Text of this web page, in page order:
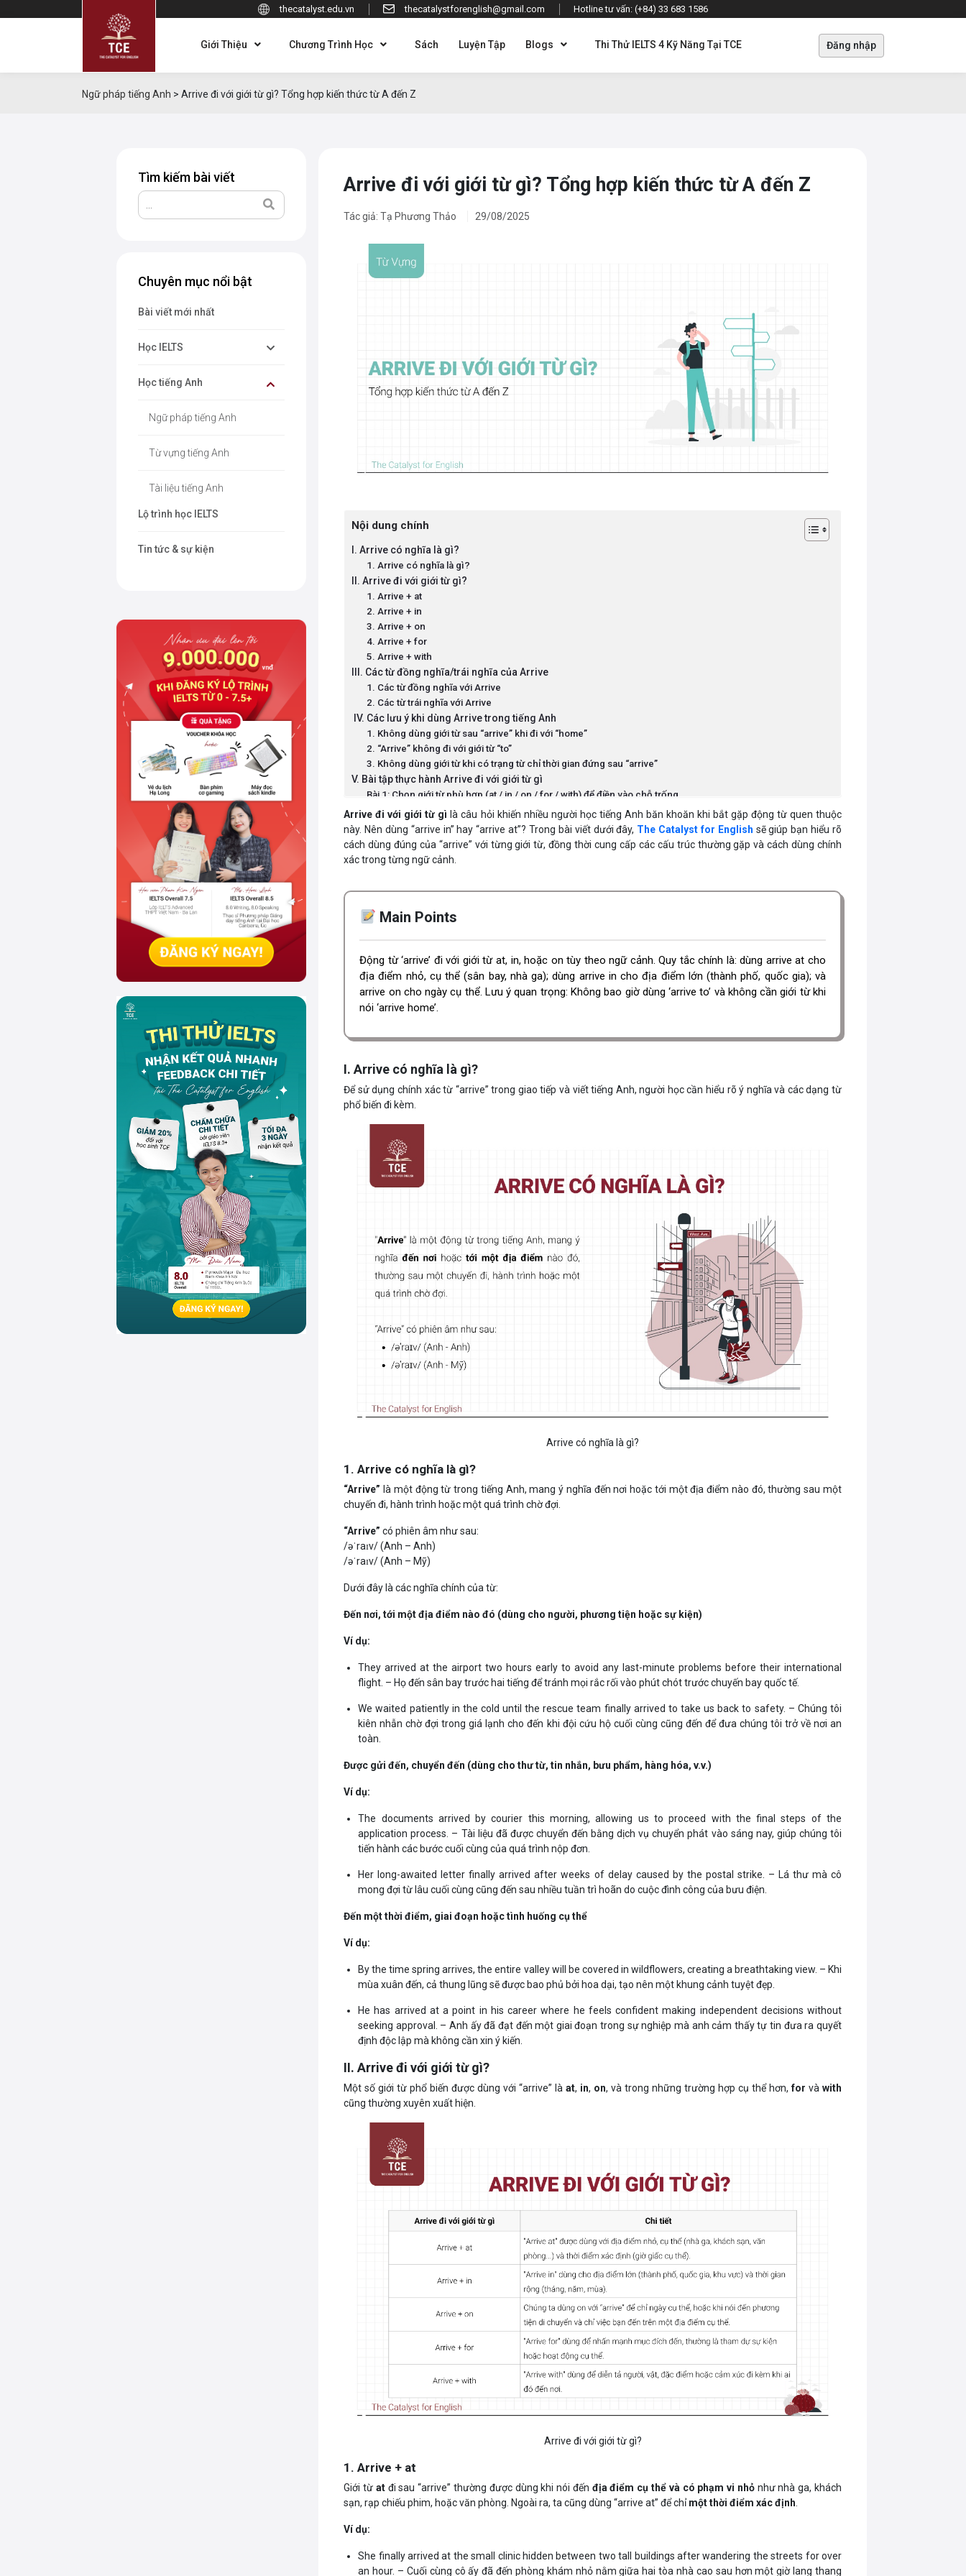
thecatalyst.edu.vn thecatalystforenglish@gmail.com Hotline tư vấn: (+84) 33 683 1586
Giới Thiệu Chương Trình Học Sách Luyện Tập Blogs Thi Thử IELTS 4 Kỹ Năng Tại TCE Đăng nhập
Ngữ pháp tiếng Anh > Arrive đi với giới từ gì? Tổng hợp kiến thức từ A đến Z
Tìm kiếm bài viết
Chuyên mục nổi bật
Bài viết mới nhất
Học IELTS
Học tiếng Anh
Ngữ pháp tiếng Anh
Từ vựng tiếng Anh
Tài liệu tiếng Anh
Lộ trình học IELTS
Tin tức & sự kiện
Arrive đi với giới từ gì? Tổng hợp kiến thức từ A đến Z
Tác giả: Tạ Phương Thảo 29/08/2025
Nội dung chính
I. Arrive có nghĩa là gì?
1. Arrive có nghĩa là gì?
II. Arrive đi với giới từ gì?
1. Arrive + at
2. Arrive + in
3. Arrive + on
4. Arrive + for
5. Arrive + with
III. Các từ đồng nghĩa/trái nghĩa của Arrive
1. Các từ đồng nghĩa với Arrive
2. Các từ trái nghĩa với Arrive
IV. Các lưu ý khi dùng Arrive trong tiếng Anh
1. Không dùng giới từ sau “arrive” khi đi với “home”
2. “Arrive” không đi với giới từ “to”
3. Không dùng giới từ khi có trạng từ chỉ thời gian đứng sau “arrive”
V. Bài tập thực hành Arrive đi với giới từ gì
Bài 1: Chọn giới từ phù hợp (at / in / on / for / with) để điền vào chỗ trống.
Bài 2: Viết lại câu, sử dụng đúng giới từ đi kèm với “arrive”.
Bài 3: Tìm lỗi sai trong cách dùng giới từ với “arrive” và sửa lại cho đúng.
Đáp án chi tiết:
Arrive đi với giới từ gì là câu hỏi khiến nhiều người học tiếng Anh băn khoăn khi bắt gặp động từ quen thuộc
này. Nên dùng “arrive in” hay “arrive at”? Trong bài viết dưới đây, The Catalyst for English sẽ giúp bạn hiểu rõ
cách dùng đúng của “arrive” với từng giới từ, đồng thời cung cấp các cấu trúc thường gặp và cách dùng chính
xác trong từng ngữ cảnh.
Main Points
Động từ ‘arrive’ đi với giới từ at, in, hoặc on tùy theo ngữ cảnh. Quy tắc chính là: dùng arrive at cho
địa điểm nhỏ, cụ thể (sân bay, nhà ga); dùng arrive in cho địa điểm lớn (thành phố, quốc gia); và
arrive on cho ngày cụ thể. Lưu ý quan trọng: Không bao giờ dùng ‘arrive to’ và không cần giới từ khi
nói ‘arrive home’.
I. Arrive có nghĩa là gì?
Để sử dụng chính xác từ “arrive” trong giao tiếp và viết tiếng Anh, người học cần hiểu rõ ý nghĩa và các dạng từ
phổ biến đi kèm.
Arrive có nghĩa là gì?
1. Arrive có nghĩa là gì?
“Arrive” là một động từ trong tiếng Anh, mang ý nghĩa đến nơi hoặc tới một địa điểm nào đó, thường sau một
chuyến đi, hành trình hoặc một quá trình chờ đợi.
“Arrive” có phiên âm như sau:
/əˈraɪv/ (Anh – Anh)
/əˈraɪv/ (Anh – Mỹ)
Dưới đây là các nghĩa chính của từ:
Đến nơi, tới một địa điểm nào đó (dùng cho người, phương tiện hoặc sự kiện)
Ví dụ:
They arrived at the airport two hours early to avoid any last-minute problems before their international
flight. – Họ đến sân bay trước hai tiếng để tránh mọi rắc rối vào phút chót trước chuyến bay quốc tế.
We waited patiently in the cold until the rescue team finally arrived to take us back to safety. – Chúng tôi
kiên nhẫn chờ đợi trong giá lạnh cho đến khi đội cứu hộ cuối cùng cũng đến để đưa chúng tôi trở về nơi an
toàn.
Được gửi đến, chuyển đến (dùng cho thư từ, tin nhắn, bưu phẩm, hàng hóa, v.v.)
Ví dụ:
The documents arrived by courier this morning, allowing us to proceed with the final steps of the
application process. – Tài liệu đã được chuyển đến bằng dịch vụ chuyển phát vào sáng nay, giúp chúng tôi
tiến hành các bước cuối cùng của quá trình nộp đơn.
Her long-awaited letter finally arrived after weeks of delay caused by the postal strike. – Lá thư mà cô
mong đợi từ lâu cuối cùng cũng đến sau nhiều tuần trì hoãn do cuộc đình công của bưu điện.
Đến một thời điểm, giai đoạn hoặc tình huống cụ thể
Ví dụ:
By the time spring arrives, the entire valley will be covered in wildflowers, creating a breathtaking view. – Khi
mùa xuân đến, cả thung lũng sẽ được bao phủ bởi hoa dại, tạo nên một khung cảnh tuyệt đẹp.
He has arrived at a point in his career where he feels confident making independent decisions without
seeking approval. – Anh ấy đã đạt đến một giai đoạn trong sự nghiệp mà anh cảm thấy tự tin đưa ra quyết
định độc lập mà không cần xin ý kiến.
II. Arrive đi với giới từ gì?
Một số giới từ phổ biến được dùng với “arrive” làat, in, on, và trong những trường hợp cụ thể hơn,for vàwith
cũng thường xuyên xuất hiện.
Arrive đi với giới từ gì?
1. Arrive + at
Giới từ atđi sau “arrive” thường được dùng khi nói đến địa điểm cụ thể và có phạm vi nhỏnhư nhà ga, khách
sạn, rạp chiếu phim, hoặc văn phòng. Ngoài ra, ta cũng dùng “arrive at” để chỉmột thời điểm xác định.
Ví dụ:
She finally arrived at the small clinic hidden between two tall buildings after wandering the streets for over
an hour. – Cuối cùng cô ấy đã đến phòng khám nhỏ nằm giữa hai tòa nhà cao sau hơn một giờ lang thang